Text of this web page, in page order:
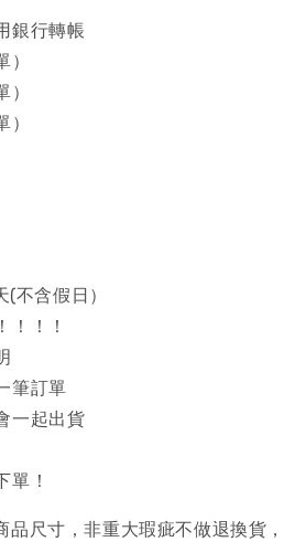
銀行轉帳
）
）
）
不含假日）
！！！
筆訂單
一起出貨
單！
尺寸，非重大瑕疵不做退換貨，